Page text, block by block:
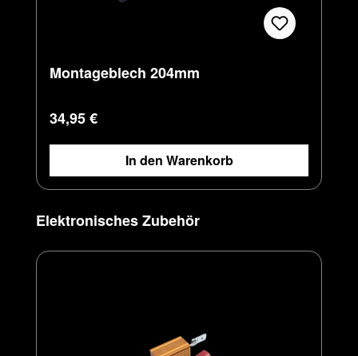
Montageblech 204mm
Regulärer Preis:
34,95 €
In den Warenkorb
Produktgalerie überspringen
Elektronisches Zubehör